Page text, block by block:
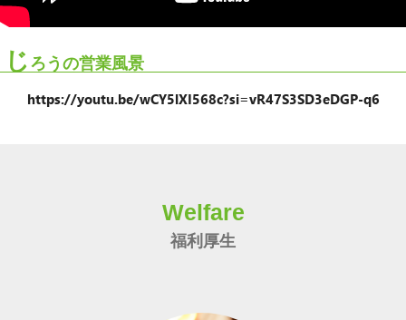
じろうの営業風景
https://youtu.be/wCY5lXI568c?si=vR47S3SD3eDGP-q6
Welfare
福利厚生